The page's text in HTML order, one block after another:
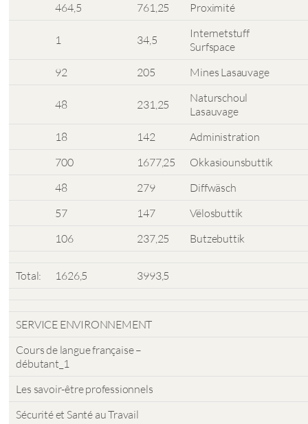
464,5
761,25 Proximité
1 34,5
Internetstuff
Surfspace
92
205 Mines Lasauvage
48 231,25
Naturschoul
Lasauvage
18
142
Administration
700
1677,25
Okkasiounsbuttik
48
279
Diffwäsch
57
147
Vëlosbuttik
106
237,25 Butzebuttik
Total: 1626,5 3993,5
SERVICE ENVIRONNEMENT
Cours de langue française –
débutant_1
Les savoir-être professionnels
Sécurité et Santé au Travail